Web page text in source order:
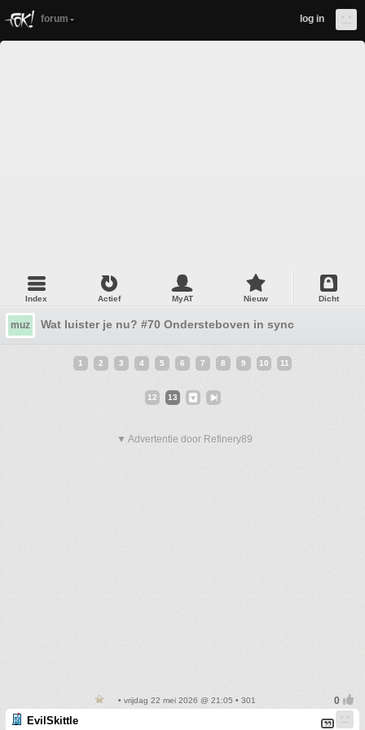
forum log in
Index Actief MyAT Nieuw Dicht
muz Wat luister je nu? #70 Ondersteboven in sync
1 2 3 4 5 6 7 8 9 10 11
12 13
▼ Advertentie door Refinery89
• vrijdag 22 mei 2026 @ 21:05 • 301
EvilSkittle